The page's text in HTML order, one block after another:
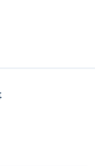
を使用。全6種類のオ
は、約縦15.5×横26×マ
ながら、中にも外にも
ながらたっぷり入れ